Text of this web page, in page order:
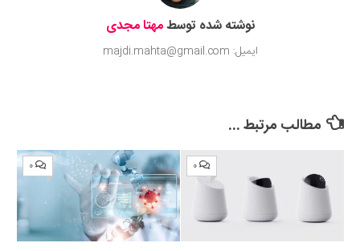
نوشته شده توسطمهتا مجدی
ایمیل: majdi.mahta@gmail.com
مطالب مرتبط ...
۰ ۰